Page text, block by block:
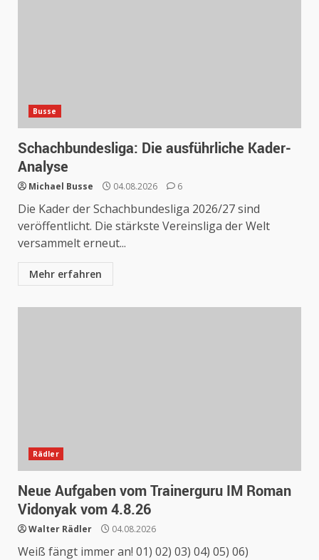
Busse
Schachbundesliga: Die ausführliche Kader-
Analyse
Michael Busse 04.08.2026 6
Die Kader der Schachbundesliga 2026/27 sind
veröffentlicht. Die stärkste Vereinsliga der Welt
versammelt erneut...
Mehr erfahren
Rädler
Neue Aufgaben vom Trainerguru IM Roman
Vidonyak vom 4.8.26
Walter Rädler 04.08.2026
Weiß fängt immer an! 01) 02) 03) 04) 05) 06)